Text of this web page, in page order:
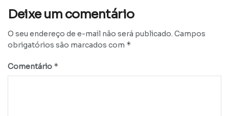
Deixe um comentário
O seu endereço de e-mail não será publicado. Campos
obrigatórios são marcados com *
Comentário *